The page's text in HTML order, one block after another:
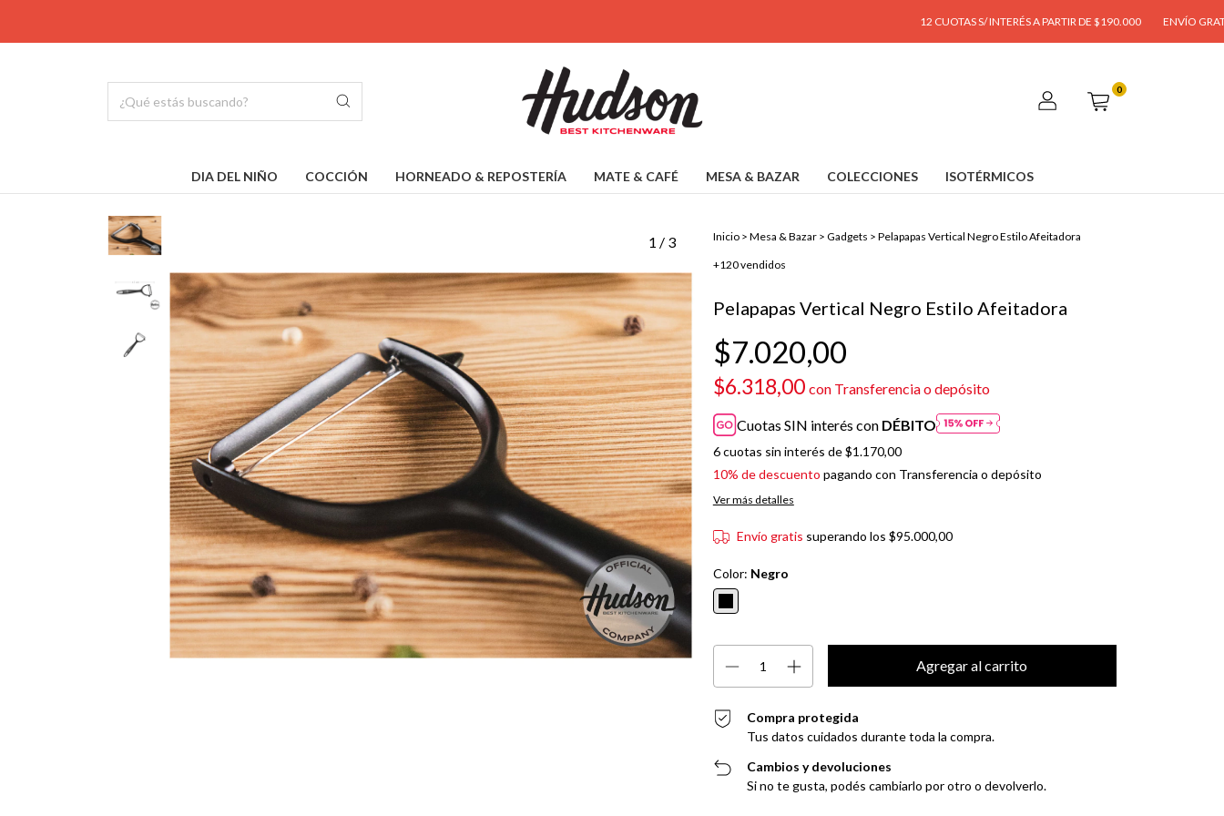
12 CUOTAS S/ INTERÉS A PARTIR DE $190.000 ENVÍO GRATIS A
0
DIA DEL NIÑO COCCIÓN HORNEADO & REPOSTERÍA MATE & CAFÉ MESA & BAZAR COLECCIONES ISOTÉRMICOS
1 / 3 Inicio > Mesa & Bazar > Gadgets > Pelapapas Vertical Negro Estilo Afeitadora
+120 vendidos
Pelapapas Vertical Negro Estilo Afeitadora
$7.020,00
$6.318,00 con Transferencia o depósito
Cuotas SIN interés con DÉBITO
6cuotas sin interés de$1.170,00
10% de descuento pagando con Transferencia o depósito
Ver más detalles
Envío gratis superando los$95.000,00
Color: Negro
Compra protegida
Tus datos cuidados durante toda la compra.
Cambios y devoluciones
Si no te gusta, podés cambiarlo por otro o devolverlo.